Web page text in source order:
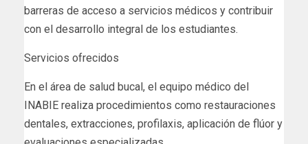
barreras de acceso a servicios médicos y contribuir
con el desarrollo integral de los estudiantes.
Servicios ofrecidos
En el área de salud bucal, el equipo médico del
INABIE realiza procedimientos como restauraciones
dentales, extracciones, profilaxis, aplicación de flúor y